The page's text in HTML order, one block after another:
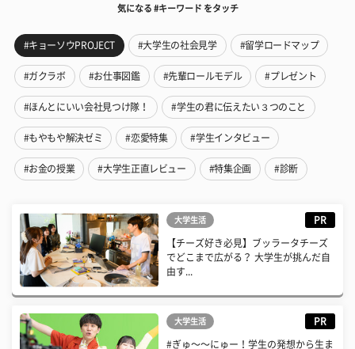
気になる #キーワード をタッチ
#キョーソウPROJECT #大学生の社会見学 #留学ロードマップ
#ガクラボ #お仕事図鑑 #先輩ロールモデル #プレゼント
#ほんとにいい会社見つけ隊！ #学生の君に伝えたい３つのこと
#もやもや解決ゼミ #恋愛特集 #学生インタビュー
#お金の授業 #大学生正直レビュー #特集企画 #診断
大学生活 PR
【チーズ好き必見】ブッラータチーズ
でどこまで広がる？ 大学生が挑んだ自
由す...
大学生活 PR
#ぎゅ〜〜にゅー！学生の発想から生ま